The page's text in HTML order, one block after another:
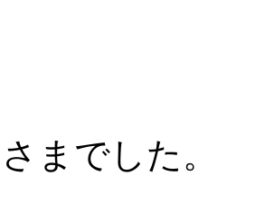
までした。